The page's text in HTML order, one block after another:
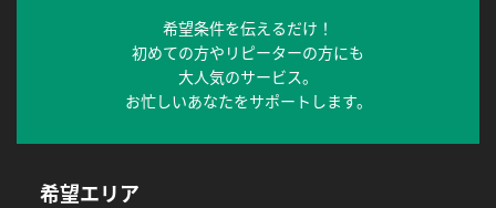
希望条件を伝えるだけ！
初めての方やリピーターの方にも
大人気のサービス。
お忙しいあなたをサポートします。
希望エリア